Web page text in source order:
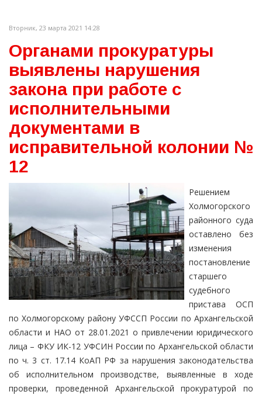
Вторник, 23 марта 2021 14:28
Органами прокуратуры
выявлены нарушения
закона при работе с
исполнительными
документами в
исправительной колонии №
12
Решением
Холмогорского
районного суда
оставлено без
изменения
постановление
старшего
судебного
пристава ОСП
по Холмогорскому району УФССП России по Архангельской
области и НАО от 28.01.2021 о привлечении юридического
лица – ФКУ ИК-12 УФСИН России по Архангельской области
по ч. 3 ст. 17.14 КоАП РФ за нарушения законодательства
об исполнительном производстве, выявленные в ходе
проверки, проведенной Архангельской прокуратурой по